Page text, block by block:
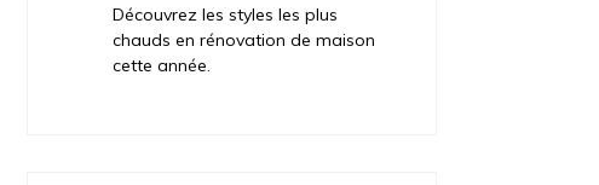
Découvrez les styles les plus
chauds en rénovation de maison
cette année.